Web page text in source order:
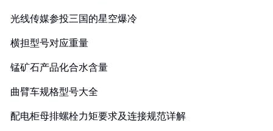
光线传媒参投三国的星空爆冷
横担型号对应重量
锰矿石产品化合水含量
曲臂车规格型号大全
配电柜母排螺栓力矩要求及连接规范详解